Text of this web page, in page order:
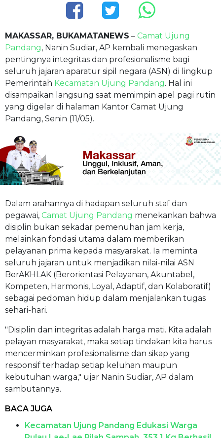
MAKASSAR, BUKAMATANEWS – Camat Ujung
Pandang, Nanin Sudiar, AP kembali menegaskan
pentingnya integritas dan profesionalisme bagi
seluruh jajaran aparatur sipil negara (ASN) di lingkup
Pemerintah Kecamatan Ujung Pandang. Hal ini
disampaikan langsung saat memimpin apel pagi rutin
yang digelar di halaman Kantor Camat Ujung
Pandang, Senin (11/05).
Dalam arahannya di hadapan seluruh staf dan
pegawai, Camat Ujung Pandang menekankan bahwa
disiplin bukan sekadar pemenuhan jam kerja,
melainkan fondasi utama dalam memberikan
pelayanan prima kepada masyarakat. Ia meminta
seluruh jajaran untuk menjadikan nilai-nilai ASN
BerAKHLAK (Berorientasi Pelayanan, Akuntabel,
Kompeten, Harmonis, Loyal, Adaptif, dan Kolaboratif)
sebagai pedoman hidup dalam menjalankan tugas
sehari-hari.
"Disiplin dan integritas adalah harga mati. Kita adalah
pelayan masyarakat, maka setiap tindakan kita harus
mencerminkan profesionalisme dan sikap yang
responsif terhadap setiap keluhan maupun
kebutuhan warga," ujar Nanin Sudiar, AP dalam
sambutannya.
BACA JUGA
Kecamatan Ujung Pandang Edukasi Warga